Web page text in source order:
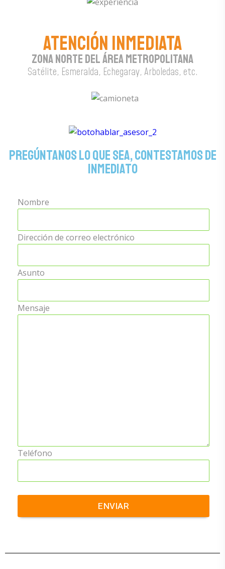
ATENCIÓN INMEDIATA
ZONA NORTE DEL ÁREA METROPOLITANA
Satélite, Esmeralda, Echegaray, Arboledas, etc.
Pregúntanos lo que sea, contestamos de
inmediato
Nombre
Dirección de correo electrónico
Asunto
Mensaje
Teléfono